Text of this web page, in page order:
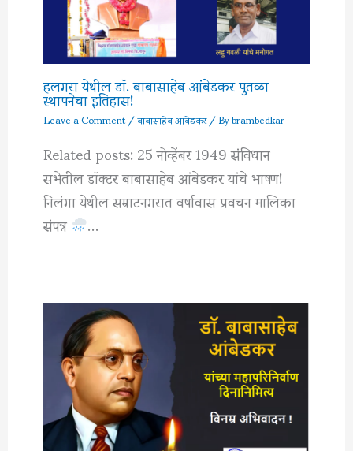
हलगरा येथील डॉ. बाबासाहेब आंबेडकर पुतळा
स्थापनेचा इतिहास!
Leave a Comment/बाबासाहेब आंबेडकर/ Bybrambedkar
Related posts: 25 नोव्हेंबर 1949 संविधान
सभेतील डॉक्टर बाबासाहेब आंबेडकर यांचे भाषण!
निलंगा येथील सम्राटनगरात वर्षावास प्रवचन मालिका
संपन्न …